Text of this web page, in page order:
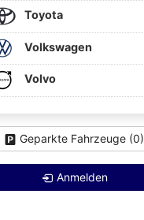
Toyota
Volkswagen
Volvo
Geparkte Fahrzeuge (0)
Anmelden